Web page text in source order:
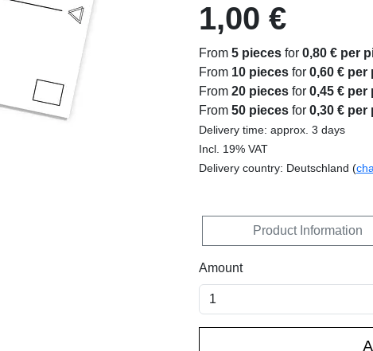
1,00 €
From 5 pieces for 0,80 € per
From 10 pieces for 0,60 € per
From 20 pieces for 0,45 € per
From 50 pieces for 0,30 € per
Delivery time: approx. 3 days
Incl. 19% VAT
Delivery country: Deutschland (
Product Information
Amount